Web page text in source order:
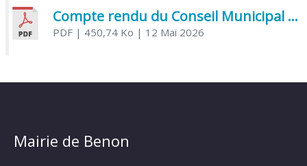
Compte rendu du Conseil Municipal du 06 mai 2026
PDF| 450,74 Ko | 12 Mai 2026
Mairie de Benon